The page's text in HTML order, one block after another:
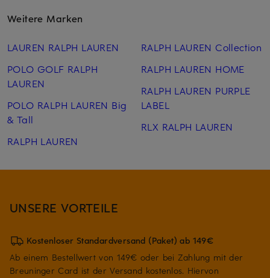
Weitere Marken
LAUREN RALPH LAUREN
POLO GOLF RALPH
LAUREN
POLO RALPH LAUREN Big
& Tall
RALPH LAUREN
RALPH LAUREN Collection
RALPH LAUREN HOME
RALPH LAUREN PURPLE
LABEL
RLX RALPH LAUREN
UNSERE VORTEILE
Kostenloser Standardversand (Paket) ab 149€
Ab einem Bestellwert von 149€ oder bei Zahlung mit der
Breuninger Card ist der Versand kostenlos. Hiervon